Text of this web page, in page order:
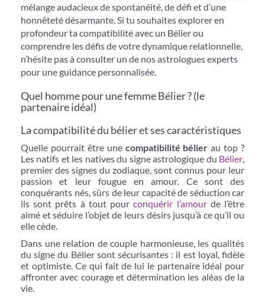
mélange audacieux de spontanéité, de défi et d’une
honnêteté désarmante. Si tu souhaites explorer en
profondeur ta compatibilité avec un Bélier ou
comprendre les défis de votre dynamique relationnelle,
n’hésite pas à consulter un de nos astrologues experts
pour une guidance personnalisée.
Quel homme pour une femme Bélier ? (le
partenaire idéal)
La compatibilité du bélier et ses caractéristiques
Quelle pourrait être une compatibilité bélier au top ?
Les natifs et les natives du signe astrologique du Bélier,
premier des signes du zodiaque, sont connus pour leur
passion et leur fougue en amour. Ce sont des
conquérants nés, sûrs de leur capacité de séduction car
ils sont prêts à tout pourconquérir l’amourde l’être
aimé et séduire l’objet de leurs désirs jusqu’à ce qu’il ou
elle cède.
Dans une relation de couple harmonieuse, les qualités
du signe du Bélier sont sécurisantes : il est loyal, fidèle
et optimiste. Ce qui fait de lui le partenaire idéal pour
affronter avec courage et détermination les aléas de la
vie.